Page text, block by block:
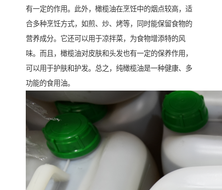
有一定的作用。此外，橄榄油在烹饪中的烟点较高，适
合多种烹饪方式，如煎、炒、烤等，同时能保留食物的
营养成分。它还可以用于凉拌菜，为食物增添特的风
味。而且，橄榄油对皮肤和头发也有一定的保养作用，
可以用于护肤和护发。总之，纯橄榄油是一种健康、多
功能的食用油。